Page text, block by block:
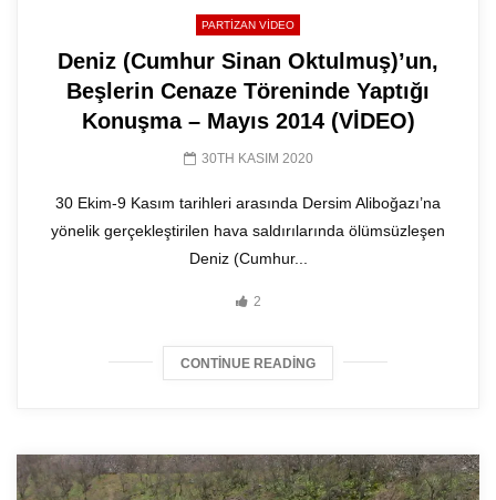
PARTIZAN VIDEO
Deniz (Cumhur Sinan Oktulmuş)’un,
Beşlerin Cenaze Töreninde Yaptığı
Konuşma – Mayıs 2014 (VİDEO)
30TH KASIM 2020
30 Ekim-9 Kasım tarihleri arasında Dersim Aliboğazı’na
yönelik gerçekleştirilen hava saldırılarında ölümsüzleşen
Deniz (Cumhur...
2
CONTINUE READING